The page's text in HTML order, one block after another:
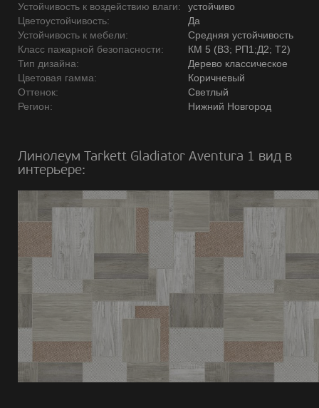
Устойчивость к воздействию влаги:
устойчиво
Цветоустойчивость:
Да
Устойчивость к мебели:
Средняя устойчивость
Класс пажарной безопасности:
КМ 5 (В3; РП1;Д2; Т2)
Тип дизайна:
Дерево классическое
Цветовая гамма:
Коричневый
Оттенок:
Светлый
Регион:
Нижний Новгород
Линолеум Tarkett Gladiator Aventura 1 вид в
интерьере: